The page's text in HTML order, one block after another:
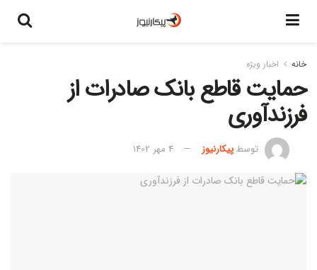
خانه اخبار ویژه
حمایت قاطع بانک صادرات از
فرزندآوری
توسطپیکارنیوز 4 مهر 1402